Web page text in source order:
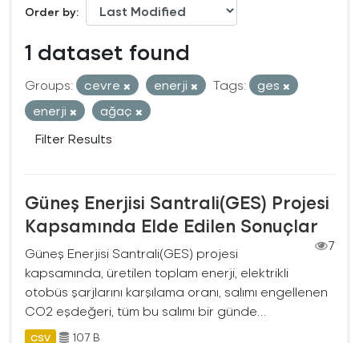
Order by
1 dataset found
Groups: cevre enerji Tags:
ges
enerji
ağaç
Filter Results
Güneş Enerjisi Santrali(GES) Projesi
Kapsamında Elde Edilen Sonuçlar
7
Güneş Enerjisi Santrali(GES) projesi
kapsamında, üretilen toplam enerji, elektrikli
otobüs şarjlarını karşılama oranı, salımı engellenen
CO2 eşdeğeri, tüm bu salımı bir günde...
CSV 107 B